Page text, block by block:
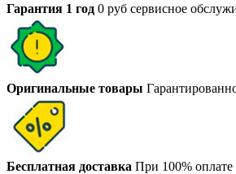
Гарантия 1 год 0 руб сервисное
Оригинальные товары
Бесплатная доставка При 100% оплате